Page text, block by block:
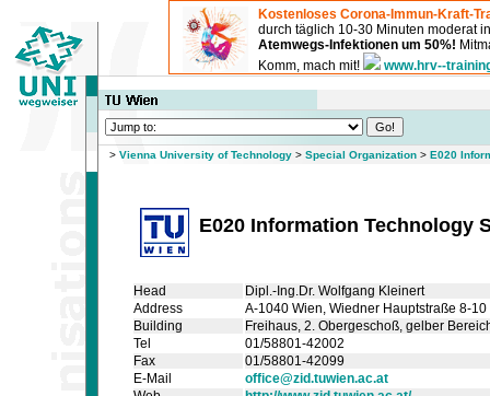
Kostenloses Corona-Immun-Kraft-
durch täglich 10-30 Minuten moderat
Atemwegs-Infektionen um 50%!
Komm, mach mit!
www.hrv--
> Vienna University of Technology > Special Organization > E020
E020 Information Technology
Head
Dipl.-Ing.Dr. Wolfgang Kleinert
Address
A-1040 Wien, Wiedner Hauptstraße 8-10
Building
Freihaus, 2. Obergeschoß, gelber
Tel
01/58801-42002
Fax
01/58801-42099
E-Mail
office@zid.tuwien.ac.at